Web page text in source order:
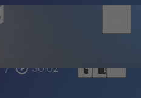
/ play_circle_outline 30:02 headphoneschrome_reader_modebookmark_border